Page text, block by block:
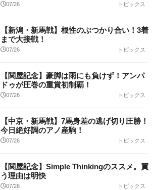
トピックス
07/26
【新潟・新馬戦】根性のぶつかり合い！3着
まで大接戦！
トピックス
07/26
【関屋記念】豪脚は雨にも負けず！アンパ
ドゥが圧巻の重賞初制覇！
トピックス
07/26
【中京・新馬戦】7馬身差の逃げ切り圧勝！
今日絶好調のアノ産駒！
トピックス
07/26
【関屋記念】Simple Thinkingのススメ。買
う理由は明快
トピックス
07/26